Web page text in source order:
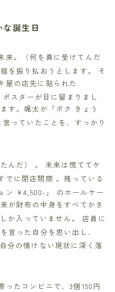
誕生日
来。（何を真に受けてんだ
を振り払おうとします。 そ
屋の店先に貼られた
ポスターが目に留まりまし
す。颯太が「ボク きょう
言っていたことを、すっかり
んだ） 。 未来は慌ててケ
でに閉店間際 。残っている
ン ¥4,500-」
のホールケー
が財布の中身をすべてかき
しか入っていません。 店員に
言った自分を思い出し、
分の情けない現状に深く落
たコンビニで、3個150円